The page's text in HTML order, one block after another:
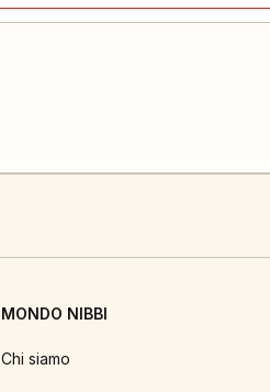
MONDO NIBBI
Chi siamo